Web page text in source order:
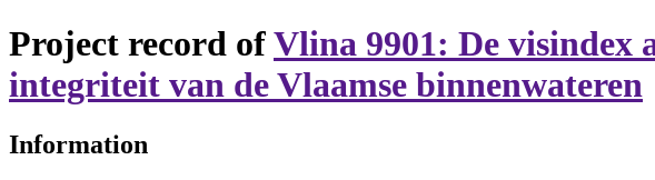
Project record ofVlina 9901: De visindex
integriteit van de Vlaamse binnenwateren
Information